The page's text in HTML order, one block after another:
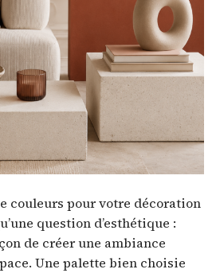
couleurs pour votre décoration
question d’esthétique :
de créer une ambiance
Une palette bien choisie